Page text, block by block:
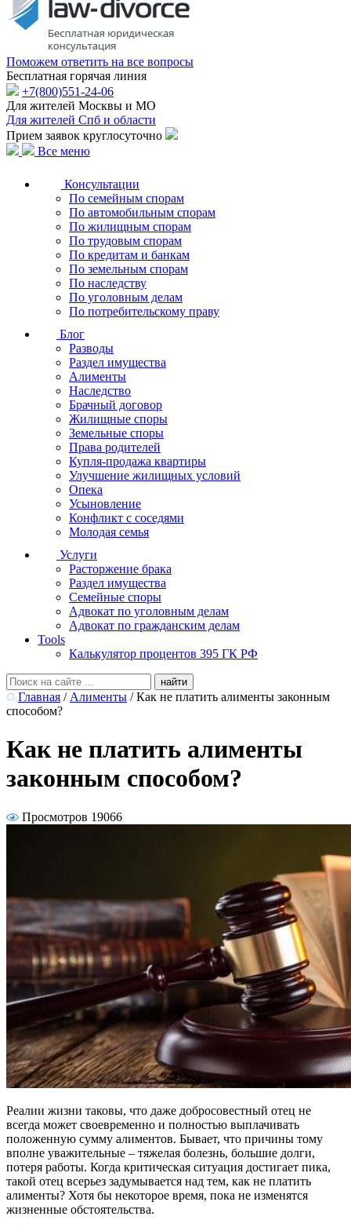
Поможем ответить на все вопросы
Бесплатная горячая линия
+7(800)551-24-06
Для жителей Москвы и МО
Для жителей Спб и области
Прием заявок круглосуточно
Все меню
Консультации
По семейным спорам
По автомобильным спорам
По жилищным спорам
По трудовым спорам
По кредитам и банкам
По земельным спорам
По наследству
По уголовным делам
По потребительскому праву
Блог
Разводы
Раздел имущества
Алименты
Наследство
Брачный договор
Жилищные споры
Земельные споры
Права родителей
Купля-продажа квартиры
Улучшение жилищных условий
Опека
Усыновление
Конфликт с соседями
Молодая семья
Услуги
Расторжение брака
Раздел имущества
Семейные споры
Адвокат по уголовным делам
Адвокат по гражданским делам
Tools
Калькулятор процентов 395 ГК РФ
Главная / Алименты / Как не платить алименты законным
способом?
Как не платить алименты
законным способом?
Просмотров 19066
Реалии жизни таковы, что даже добросовестный отец не
всегда может своевременно и полностью выплачивать
положенную сумму алиментов. Бывает, что причины тому
вполне уважительные – тяжелая болезнь, большие долги,
потеря работы. Когда критическая ситуация достигает пика,
такой отец всерьез задумывается над тем, как не платить
алименты? Хотя бы некоторое время, пока не изменятся
жизненные обстоятельства.